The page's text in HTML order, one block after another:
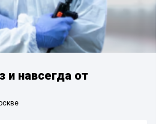
и навсегда от